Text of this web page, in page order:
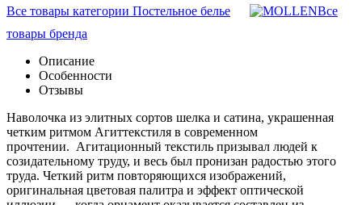
Все товары категории Постельное белье
Все
товары бренда
Описание
Особенности
Отзывы
Наволочка из элитных сортов шелка и сатина, украшенная
четким ритмом Агиттекстиля в современном
прочтении. Агитационный текстиль призывал людей к
созидательному труду, и весь был пронизан радостью этого
труда. Четкий ритм повторяющихся изображений,
оригинальная цветовая палитра и эффект оптической